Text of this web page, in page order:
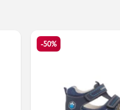
PMagazine
-50%